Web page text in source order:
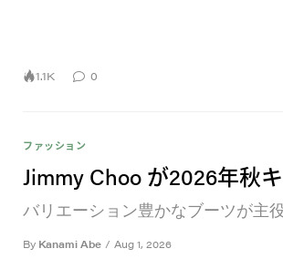
1.1K 0
ファッション
Jimmy Choo が2026年秋
バリエーション豊かなブーツが主
By Kanami Abe / Aug 1, 2026